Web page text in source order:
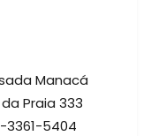
Manacá
Praia 333
3361-5404